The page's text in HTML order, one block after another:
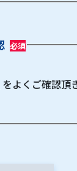
をよくご確認頂